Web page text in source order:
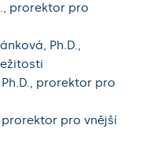
prorektor pro
Ph.D.,
prorektor pro
prorektor pro vnější